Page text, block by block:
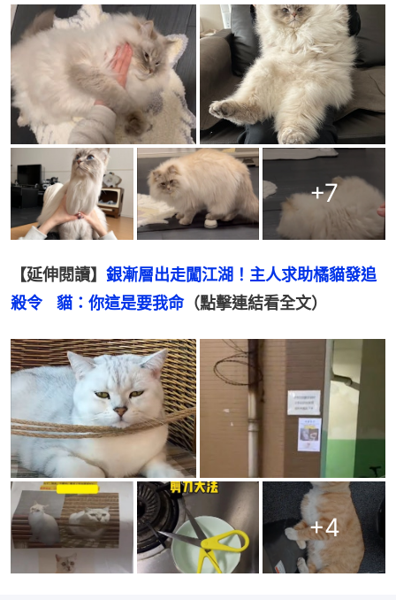
+7
【延伸閱讀】 銀漸層出走闖江湖！主人求助橘貓發追
殺令    貓：你這是要我命（點擊連結看全文）
+4